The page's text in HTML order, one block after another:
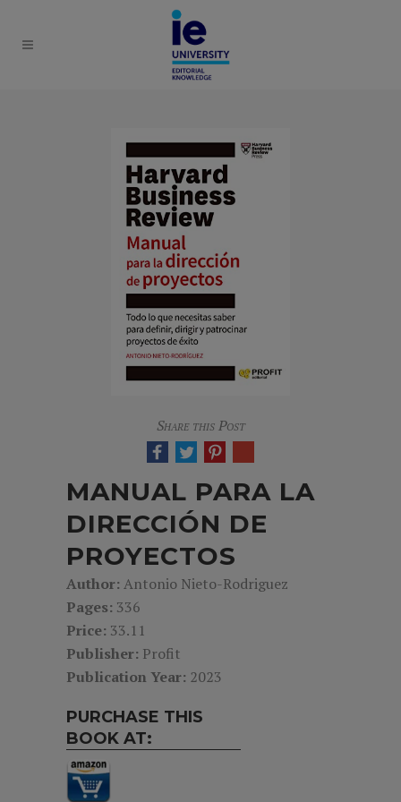
Share this Post
MANUAL PARA LA
DIRECCIÓN DE
PROYECTOS
Author: Antonio Nieto-Rodriguez
Pages: 336
Price: 33.11
Publisher: Profit
Publication Year: 2023
PURCHASE THIS
BOOK AT: